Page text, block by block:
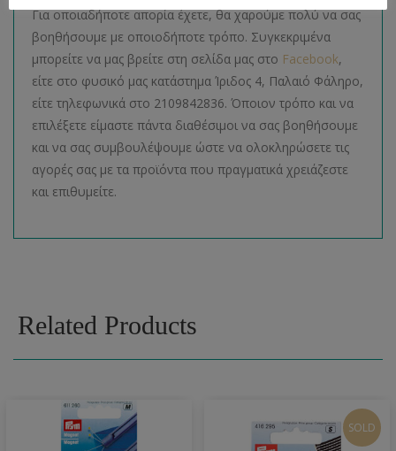
Για οποιαδήποτε απορία έχετε, θα χαρούμε πολύ να σας
βοηθήσουμε με οποιοδήποτε τρόπο. Συγκεκριμένα
μπορείτε να μας βρείτε στη σελίδα μας στο Facebook,
είτε στο φυσικό μας κατάστημα Ίριδος 4, Παλαιό Φάληρο,
είτε τηλεφωνικά στο 2109842836. Όποιον τρόπο και να
επιλέξετε είμαστε πάντα διαθέσιμοι να σας βοηθήσουμε
και να σας συμβουλέψουμε ώστε να ολοκληρώσετε τις
αγορές σας με τα προϊόντα που πραγματικά χρειάζεστε
και επιθυμείτε.
Related Products
SOLD